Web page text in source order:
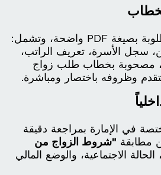
يتم رفع الثبوتيات المطلوبة بصيغة PDF واضحة، وتشمل:
سجل الأسرة، تعريف الراتب،
مصحوبة بخطاب طلب زواج
وظروفه باختصار ومباشرة.
في الإمارة بمراجعة دقيقة
مطابقة "شروط الزواج من
الاجتماعية، والوضع المالي